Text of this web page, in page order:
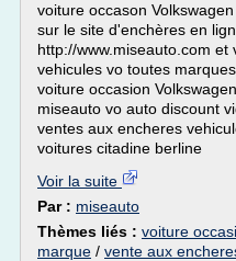
voiture occason
sur le site d'enchères en
http://www.miseauto.com et
vehicules vo toutes
voiture occasion
miseauto vo auto discount
ventes aux encheres
voitures citadine berline
Voir la suite
Par : miseauto
Thèmes liés : voiture
marque / vente aux